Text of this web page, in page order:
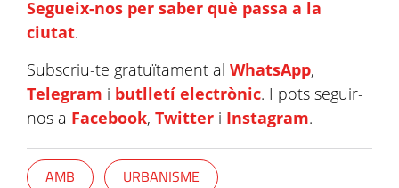
Segueix-nos per saber què passa a la
ciutat.
Subscriu-te gratuïtament al WhatsApp,
Telegram i butlletí electrònic. I pots seguir-
nos a Facebook, Twitter i Instagram.
AMB URBANISME